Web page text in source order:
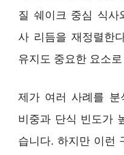
질 쉐이크 중심 식사
사 리듬을 재정렬한
유지도 중요한 요소
제가 여러 사례를 분
비중과 단식 빈도가
습니다. 하지만 이런